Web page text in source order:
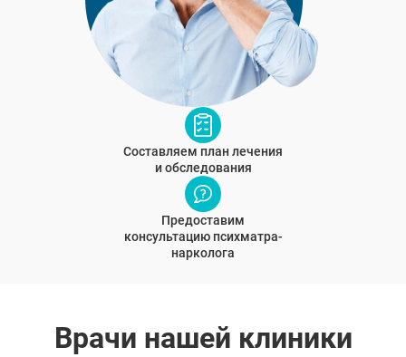
Составляем план лечения
и обследования
Предоставим
консультацию психматра-
нарколога
Врачи нашей клиники